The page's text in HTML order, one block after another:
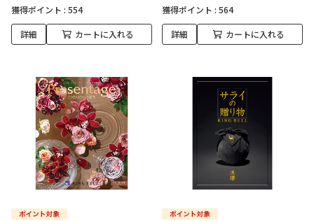
獲得ポイント : 554
詳細 カートに入れる
獲得ポイント : 564
詳細 カートに入れる